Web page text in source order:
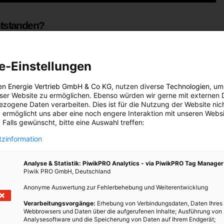
von Wien Energie und der MA45 für Wiener
der Europäischen Union gefördert. Die dahinterstehende
geniales Hochwasserschutzsystem ist, Wien vor großem
Hochwässern 2002 und 2012. Dieses System braucht einen
bei der Wehranlage 1 besteht ein Höhenunterschied von
kann elektrisch genutzt werden. Das passiert in unserer
Einstellungen
Energie Vertrieb GmbH & Co KG, nutzen diverse Technologien,
Website zu ermöglichen. Ebenso würden wir gerne mit externen
Daten verarbeiten. Dies ist für die Nutzung der Website
ermöglicht uns aber eine noch engere Interaktion mit unseren
Falls gewünscht, bitte eine Auswahl treffen:
Analyse & Statistik: PiwikPRO Analytics - via PiwikPRO Tag Manager
Piwik PRO GmbH, Deutschland
Anonyme Auswertung zur Fehlerbehebung und Weiterentwicklung
Verarbeitungsvorgänge: Erhebung von Verbindungsdaten, Daten Ihres
Webbrowsers und Daten über die aufgerufenen Inhalte; Ausführung von
Analysesoftware und die Speicherung von Daten auf Ihrem Endgerät;